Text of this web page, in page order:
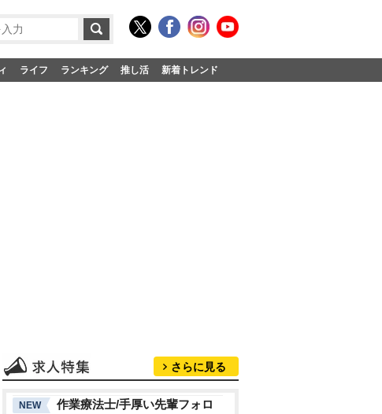
ライフ ランキング 推し活 新着トレンド
さらに見る
NEW
作業療法士/手厚い先輩フォロ